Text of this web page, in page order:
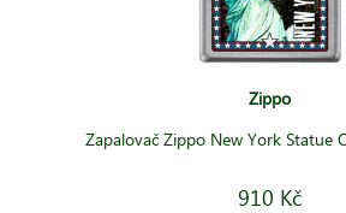
Zippo
Zapalovač Zippo New York Statue
910 Kč